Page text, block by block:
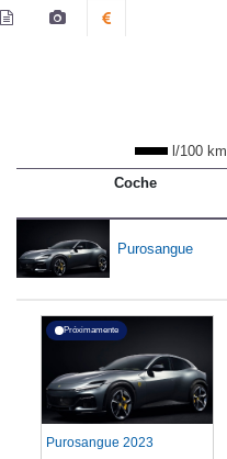
l/100 km
Coche
Purosangue
Próximamente
Purosangue 2023